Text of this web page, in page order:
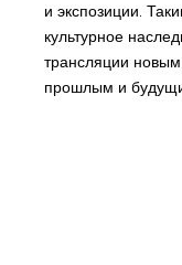
и экспозиции.
культурное
трансляции
прошлым и